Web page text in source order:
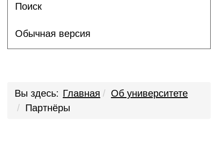
Поиск
Обычная версия
Вы здесь: Главная
Об университете
Партнёры